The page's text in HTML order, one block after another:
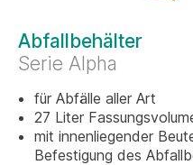
Abfallbehälter
Serie Alpha
für Abfälle aller Art
27 Liter
mit innenliegender
Befestigung des